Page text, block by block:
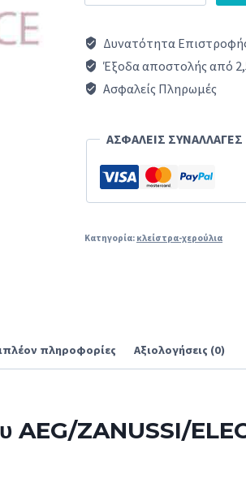
(λαβή)
ρούχων
AEG/ZANUSSI/ELECTROLUX
Δυνατότητα
Έξοδα αποστολής από
Ασφαλείς Πληρωμές
ΑΣΦΑΛΕΙΣ ΣΥΝΑΛΛΑΓΕΣ
Κατηγορία: κλείστρα-χερούλια
πληροφορίες Αξιολογήσεις (0)
AEG/ZANUSSI/